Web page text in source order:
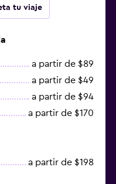
tu viaje
a partir de $89
a partir de $49
a partir de $94
a partir de $170
a partir de $198